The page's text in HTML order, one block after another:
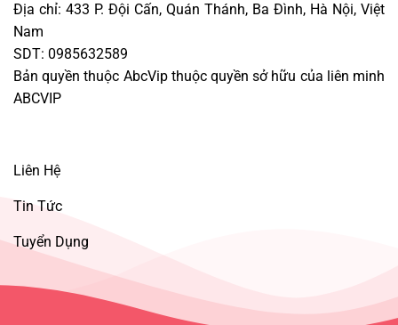
Địa chỉ: 433 P. Đội Cấn, Quán Thánh, Ba Đình, Hà Nội, Việt
Nam
SDT: 0985632589
Bản quyền thuộc AbcVip thuộc quyền sở hữu của liên minh
ABCVIP
Liên Hệ
Tin Tức
Tuyển Dụng